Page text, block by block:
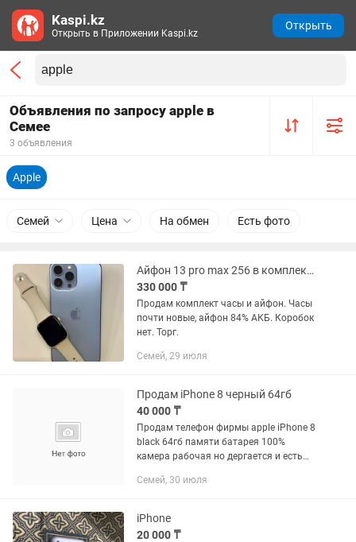
Объявления по запросу apple в
Семее
3 объявления
Apple
Семей Цена На обмен Есть фото
Айфон 13 pro max 256 в комплекте с Apple Watch /44 mm
330 000 ₸
Продам комплект часы и айфон. Часы
почти новые, айфон 84% АКБ. Коробок
нет. Торг.
Семей, 29 июля
Продам iPhone 8 черный 64гб
40 000 ₸
Продам телефон фирмы apple iPhone 8
black 64гб памяти батарея 100%
камера рабочая но дергается и есть
все хорошо,обмена нет только
Семей, 30 июля
iPhone
20 000 ₸
Kaspi.kz
Открыть в Приложении Kaspi.kz
Открыть